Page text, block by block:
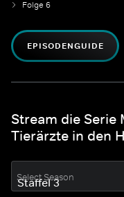
Folge 6
EPISODENGUIDE
Stream die Serie
Tierärzte in den
Select Season